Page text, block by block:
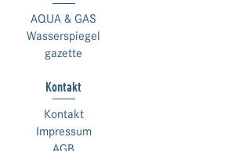
AQUA & GAS
Wasserspiegel
gazette
Kontakt
Kontakt
Impressum